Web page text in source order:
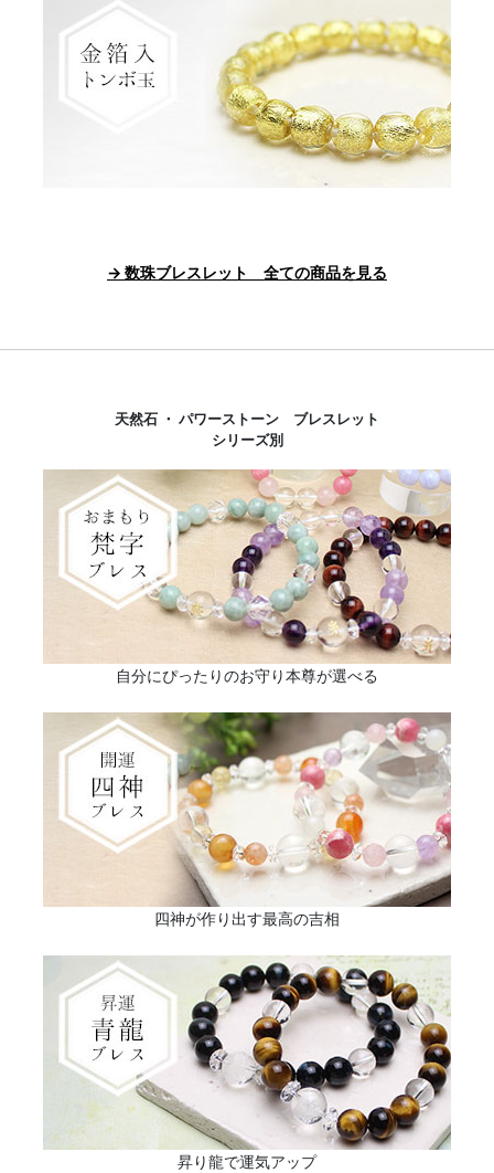
→ 数珠ブレスレット 全ての商品を見る
天然石 ・ パワーストーン ブレスレット
シリーズ別
自分にぴったりのお守り本尊が選べる
四神が作り出す最高の吉相
昇り龍で運気アップ